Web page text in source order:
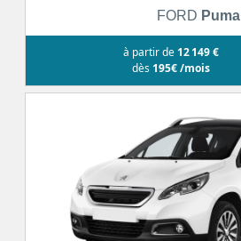
FORD Puma
à partir de 12 149 €
dès 195€ /mois